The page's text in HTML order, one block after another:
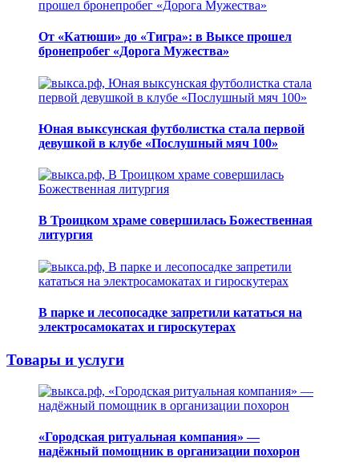
От «Катюши» до «Тигра»: в Выксе прошел
бронепробег «Дорога Мужества»
Юная выксунская футболистка стала первой
девушкой в клубе «Послушный мяч 100»
В Троицком храме совершилась Божественная
литургия
В парке и лесопосадке запретили кататься на
электросамокатах и гироскутерах
Товары и услуги
«Городская ритуальная компания» —
надёжный помощник в организации похорон